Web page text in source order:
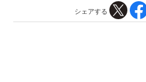
シェアする